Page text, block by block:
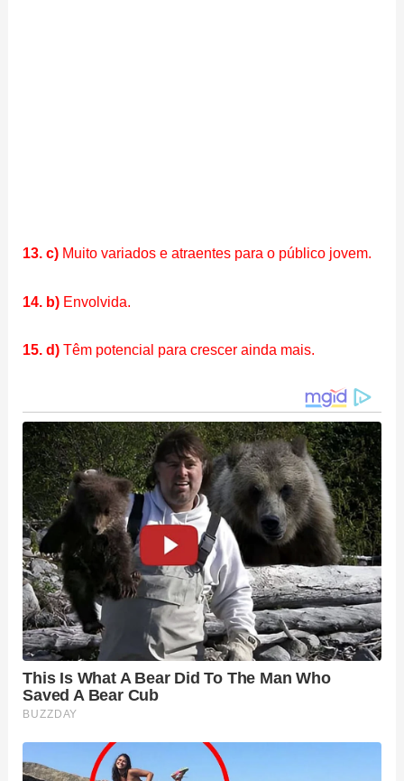
13. c) Muito variados e atraentes para o público jovem.
14. b) Envolvida.
15. d) Têm potencial para crescer ainda mais.